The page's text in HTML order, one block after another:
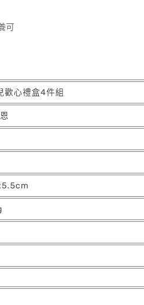
可
歡心禮盒4件組